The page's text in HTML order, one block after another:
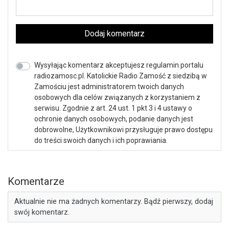
Dodaj komentarz
Wysyłając komentarz akceptujesz regulamin portalu
radiozamosc.pl. Katolickie Radio Zamość z siedzibą w
Zamościu jest administratorem twoich danych
osobowych dla celów związanych z korzystaniem z
serwisu. Zgodnie z art. 24 ust. 1 pkt 3 i 4 ustawy o
ochronie danych osobowych, podanie danych jest
dobrowolne, Użytkownikowi przysługuje prawo dostępu
do treści swoich danych i ich poprawiania.
Komentarze
Aktualnie nie ma żadnych komentarzy. Bądź pierwszy, dodaj
swój komentarz.